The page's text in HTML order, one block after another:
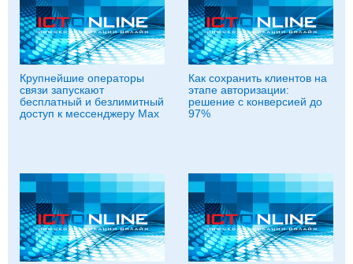
Крупнейшие операторы
связи запускают
бесплатный и безлимитный
доступ к мессенджеру Мах
Как сохранить клиентов на
этапе авторизации:
решение с конверсией до
97%